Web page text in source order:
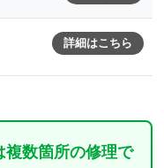
詳細はこちら
複数箇所の修理で